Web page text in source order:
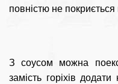
повністю не
З соусом можна
замість горіхів